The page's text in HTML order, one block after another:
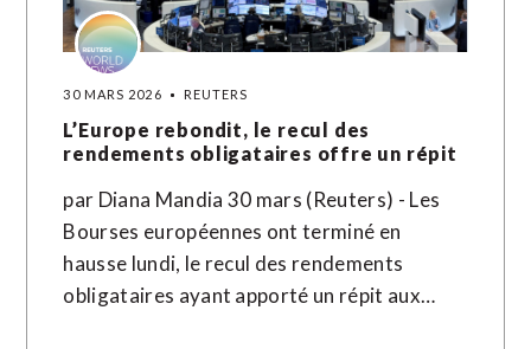
30 MARS 2026 REUTERS
L’Europe rebondit, le recul des
rendements obligataires offre un répit
par Diana Mandia 30 mars (Reuters) - Les
Bourses européennes ont terminé en
hausse lundi, le recul des rendements
obligataires ayant apporté un répit aux…